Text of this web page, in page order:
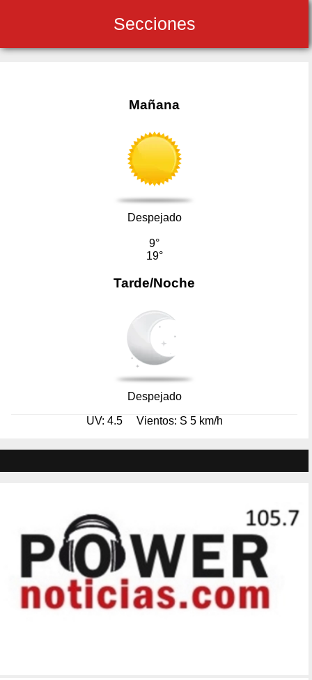
Secciones
Mañana
Despejado
9°
19°
Tarde/Noche
Despejado
UV: 4.5 Vientos: S 5 km/h